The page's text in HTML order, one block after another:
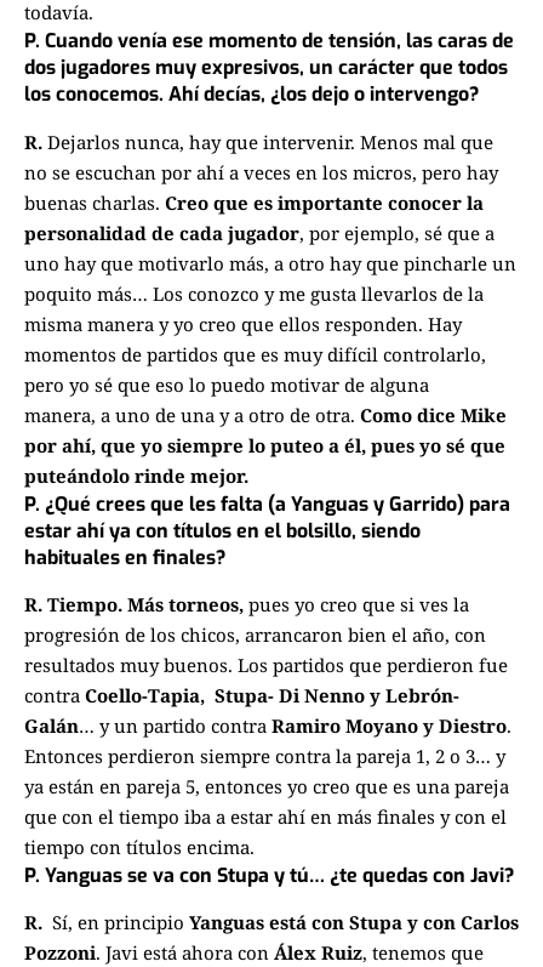
todavía.
P. Cuando venía ese momento de tensión, las caras de
dos jugadores muy expresivos, un carácterque todos
los conocemos. Ahídecías, ¿los dejo o intervengo?
R. Dejarlos nunca, hay que intervenir. Menos mal que
no se escuchan por ahí a veces en los micros, pero hay
buenas charlas. Creo que es importante conocer la
personalidad de cada jugador, por ejemplo, sé que a
uno hay que motivarlo más, a otro hay que pincharle un
poquito más… Los conozco y me gusta llevarlos de la
misma manera y yo creo que ellos responden. Hay
momentos de partidos que es muy difícil controlarlo,
pero yo sé que eso lo puedo motivar de alguna
manera, a uno de una y a otro de otra. Como dice Mike
por ahí, que yo siempre lo puteo a él, pues yo sé que
puteándolo rinde mejor.
P. ¿Qué crees que les falta (a Yanguas y Garrido)para
estar ahí ya con títulos en el bolsillo, siendo
habituales en finales?
R. Tiempo. Más torneos, pues yo creo que si ves la
progresión de los chicos, arrancaron bien el año, con
resultados muy buenos. Los partidos que perdieron fue
contra Coello-Tapia, Stupa- Di Nenno y Lebrón-
Galán… y un partido contra Ramiro Moyano y Diestro.
Entonces perdieron siempre contra la pareja 1, 2 o 3… y
ya están en pareja 5, entonces yo creo que es una pareja
que con el tiempo iba a estar ahí en más finales y con el
tiempo con títulos encima.
P. Yanguas se va con Stupa y tú… ¿te quedas con Javi?
R. Sí, en principio Yanguas está con Stupa y con Carlos
Pozzoni. Javi está ahora con Álex Ruiz, tenemos que